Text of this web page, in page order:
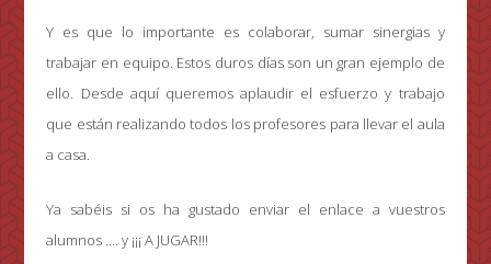
Y es que lo importante es colaborar, sumar sinergias y
trabajar en equipo. Estos duros días son un gran ejemplo de
ello. Desde aquí queremos aplaudir el esfuerzo y trabajo
que están realizando todos los profesores para llevar el aula
a casa.
Ya sabéis si os ha gustado enviar el enlace a vuestros
alumnos …. y ¡¡¡ A JUGAR!!!